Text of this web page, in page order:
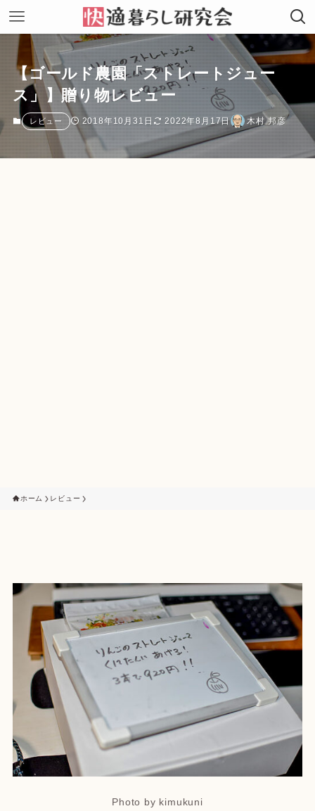
【ゴールド農園「ストレートジュー
ス」】贈り物レビュー
レビュー 2018年10月31日 2022年8月17日 木村 邦彦
ホーム レビュー
Photo by kimukuni